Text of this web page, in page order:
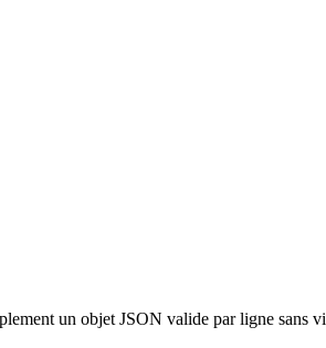
un objet JSON valide par ligne sans